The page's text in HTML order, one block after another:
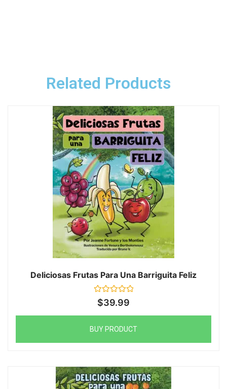
Related Products
Deliciosas Frutas Para Una Barriguita Feliz
Rated
5
$39.99
BUY PRODUCT